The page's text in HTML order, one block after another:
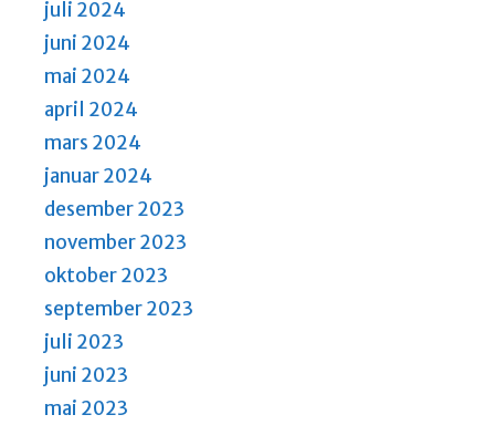
juli 2024
juni 2024
mai 2024
april 2024
mars 2024
januar 2024
desember 2023
november 2023
oktober 2023
september 2023
juli 2023
juni 2023
mai 2023